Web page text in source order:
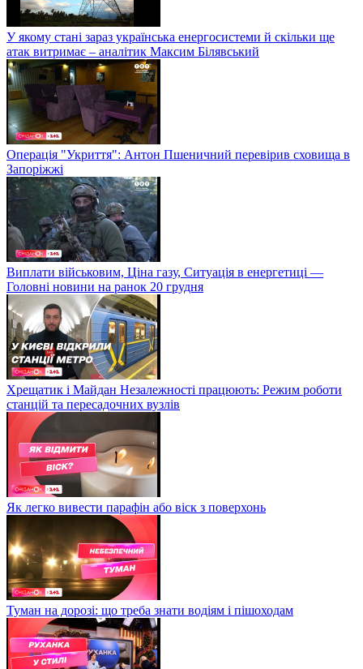
У якому стані зараз українська енергосистеми й скільки ще
атак витримає – аналітик Максим Білявський
Операція "Укриття": Антон Пшеничний перевірив сховища в
Запоріжжі
Виплати військовим, Ціна газу, Ситуація в енергетиці —
Головні новини на ранок 20 грудня
Хрещатик і Майдан Незалежності працюють: Режим роботи
станцій та пересадочних вузлів
Як легко вивести парафін або віск з поверхонь
Туман на дорозі: що треба знати водіям і пішоходам